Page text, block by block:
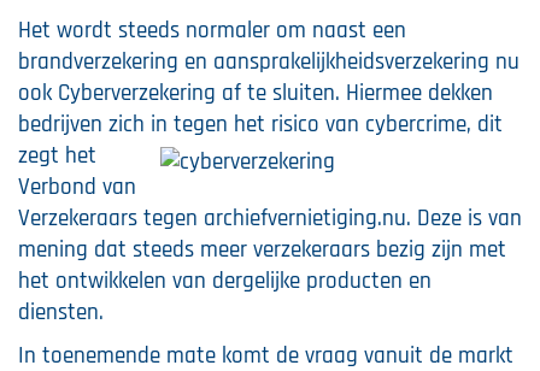
Het wordt steeds normaler om naast een
brandverzekering en aansprakelijkheidsverzekering nu
ook Cyberverzekering af te sluiten. Hiermee dekken
bedrijven zich in tegen het risico van cybercrime, dit
zegt het
Verbond van
Verzekeraars tegen archiefvernietiging.nu. Deze is van
mening dat steeds meer verzekeraars bezig zijn met
het ontwikkelen van dergelijke producten en
diensten.
In toenemende mate komt de vraag vanuit de markt